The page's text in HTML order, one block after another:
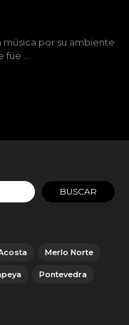
música por su ambiente
…
Merlo Norte
Pontevedra